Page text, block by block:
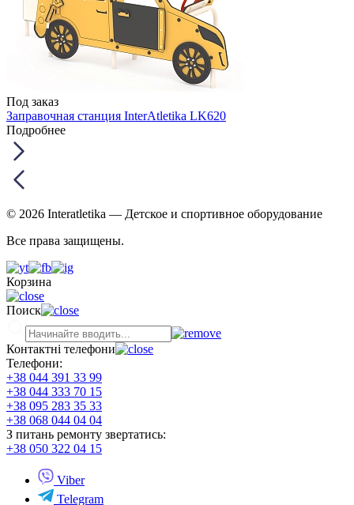
Под заказ
Заправочная станция InterAtletika LK620
Подробнее
© 2026 Interatletika — Детское и спортивное оборудование
Все права защищены.
Корзина
Поиск
Контактні телефони
Телефони:
+38 044 391 33 99
+38 044 333 70 15
+38 095 283 35 33
+38 068 044 04 04
З питань ремонту звертатись:
+38 050 322 04 15
Viber
Telegram